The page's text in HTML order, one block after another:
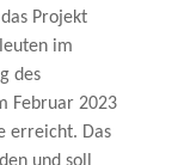
Projekt
im
des
Februar 2023
erreicht. Das
und soll